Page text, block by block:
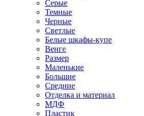
Серые
Темные
Черные
Светлые
Белые шкафы-купе
Венге
Размер
Маленькие
Большие
Средние
Отделка и материал
МДФ
Пластик